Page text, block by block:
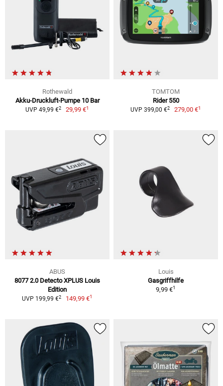
Rothewald
Akku-Druckluft-Pumpe 10 Bar
UVP 49,99 €2 29,99 €1
TOMTOM
Rider 550
UVP 399,00 €2 279,00 €1
ABUS
8077 2.0 Detecto XPLUS Louis
Edition
UVP 199,99 €2 149,99 €1
Louis
Gasgriffhilfe
9,99 €1